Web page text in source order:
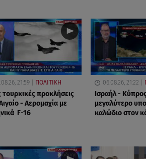
21:59 ΠΟΛΙΤΙΚΗ
τουρκικές προκλήσεις
- Αερομαχία με
F-16
06.08.26, 21:22
Ισραήλ -
μεγαλύτερο
καλώδιο στον